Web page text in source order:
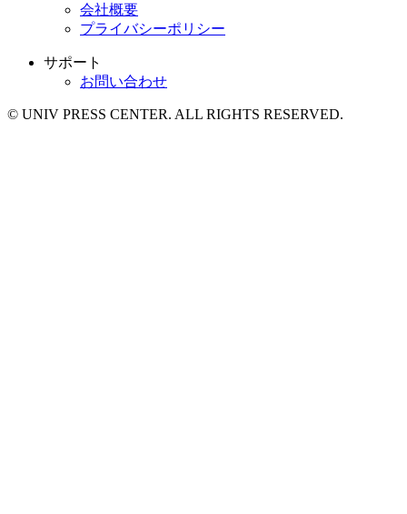
会社概要
プライバシーポリシー
サポート
お問い合わせ
© UNIV PRESS CENTER. ALL RIGHTS RESERVED.